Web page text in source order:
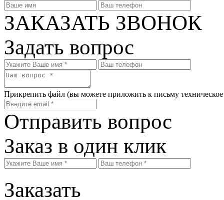
ЗАКАЗАТЬ ЗВОНОК
Задать вопрос
Прикрепить файл (вы можете приложить к письму
Отправить вопрос
Заказ в один клик
Заказать